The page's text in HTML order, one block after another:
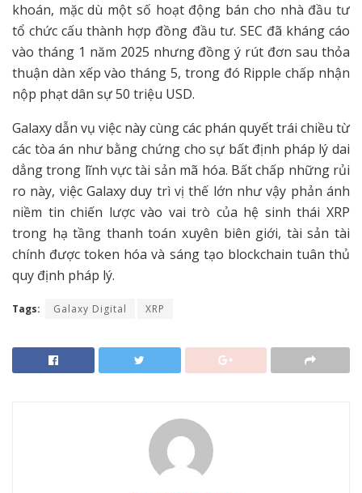
khoán, mặc dù một số hoạt động bán cho nhà đầu tư
tổ chức cấu thành hợp đồng đầu tư. SEC đã kháng cáo
vào tháng 1 năm 2025 nhưng đồng ý rút đơn sau thỏa
thuận dàn xếp vào tháng 5, trong đó Ripple chấp nhận
nộp phạt dân sự 50 triệu USD.
Galaxy dẫn vụ việc này cùng các phán quyết trái chiều từ
các tòa án như bằng chứng cho sự bất định pháp lý dai
dẳng trong lĩnh vực tài sản mã hóa. Bất chấp những rủi
ro này, việc Galaxy duy trì vị thế lớn như vậy phản ánh
niềm tin chiến lược vào vai trò của hệ sinh thái XRP
trong hạ tầng thanh toán xuyên biên giới, tài sản tài
chính được token hóa và sáng tạo blockchain tuân thủ
quy định pháp lý.
Tags: Galaxy Digital XRP